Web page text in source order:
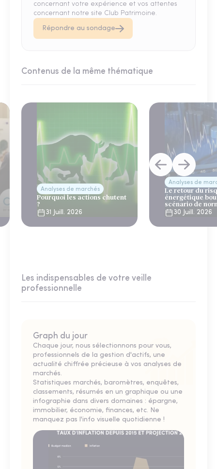
concernant votre expérience et vos attentes
concernant notre site Club Patrimoine.
Répondre au sondage
Contenus de la même thématique
Analyses de marchés
Pourquoi les actions chutent
?
31 Juill. 2026
Analyses de
Le retour du
énergétique
scénario de
30 Juill. 2026
Les indispensables de votre veille
professionnelle
Graph du jour
Chaque jour, nous sélectionnons pour vous,
professionnels de la gestion d'actifs, une
actualité chiffrée précieuse à vos analyses de
marchés.
Statistiques marchés, baromètres, enquêtes,
classements, résumés en un graphique ou une
infographie dans divers domaines : épargne,
immobilier, économie, finances, etc. Ne
manquez pas l'info visuelle quotidienne !